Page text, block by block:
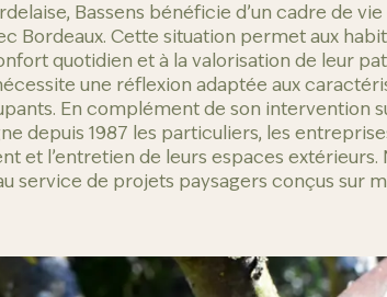
Bassens bénéficie d’un cadre de
Bordeaux. Cette situation permet aux
quotidien et à la valorisation de leur
une réflexion adaptée aux
En complément de son intervention
depuis 1987 les particuliers, les
et l’entretien de leurs espaces
service de projets paysagers conçus sur